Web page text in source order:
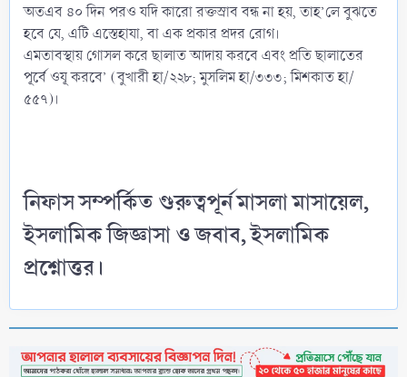
অতএব ৪০ দিন পরও যদি কারো রক্তস্রাব বন্ধ না হয়, তাহ’লে বুঝতে
হবে যে, এটি এস্তেহাযা, বা এক প্রকার প্রদর রোগ।
এমতাবস্থায় গোসল করে ছালাত আদায় করবে এবং প্রতি ছালাতের
পূর্বে ওযূ করবে’ (বুখারী হা/২২৮; মুসলিম হা/৩৩৩; মিশকাত হা/
৫৫৭)।
নিফাস সম্পর্কিত গুরুত্বপূর্ন মাসলা মাসায়েল,
ইসলামিক জিজ্ঞাসা ও জবাব, ইসলামিক
প্রশ্নোত্তর।​